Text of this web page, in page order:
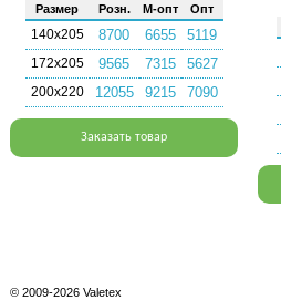
Раз­мер Розн. М-опт Опт
140х205 8700 6655 5119
172х205 9565 7315 5627
200х220 12055 9215 7090
Заказать товар
© 2009-2026 Valetex